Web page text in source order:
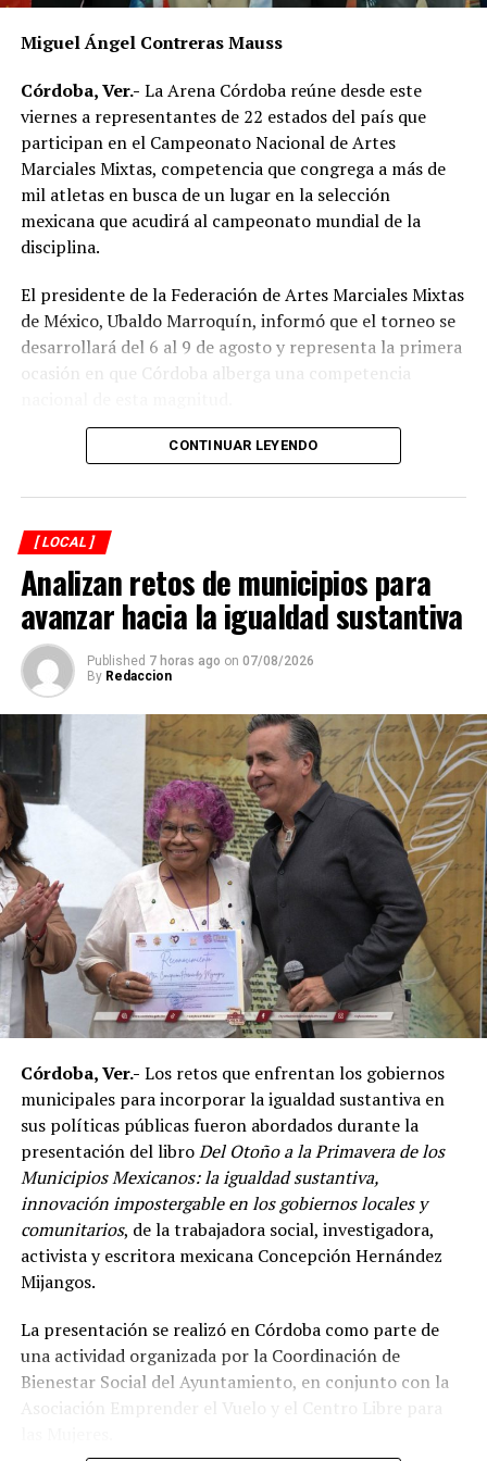
Miguel Ángel Contreras Mauss
Córdoba, Ver.- La Arena Córdoba reúne desde este
viernes a representantes de 22 estados del país que
participan en el Campeonato Nacional de Artes
Marciales Mixtas, competencia que congrega a más de
mil atletas en busca de un lugar en la selección
mexicana que acudirá al campeonato mundial de la
disciplina.
El presidente de la Federación de Artes Marciales Mixtas
de México, Ubaldo Marroquín, informó que el torneo se
desarrollará del 6 al 9 de agosto y representa la primera
ocasión en que Córdoba alberga una competencia
Explicó que de los participantes serán seleccionados
alrededor de 40 atletas que representarán a México en
el campeonato mundial programado para noviembre en
Georgia, por lo que el torneo en Córdoba también
funciona como una de las principales etapas para
conformar al equipo nacional.
Marroquín destacó el desempeño que ha tenido México
en competencias internacionales de artes marciales
mixtas y sostuvo que el país se ha consolidado como una
de las principales potencias del continente americano
en esta disciplina.
De acuerdo con el dirigente deportivo, México ha
conseguido cinco campeonatos panamericanos
consecutivos por equipos, superando a delegaciones
como Estados Unidos y Brasil, considerado uno de los
países con mayor tradición en las artes marciales
mixtas.
Ante los cuestionamientos sobre el nivel de agresividad
de este deporte, señaló que las competencias cuentan
con la edad y experiencia de los participantes.
Indicó que existen divisiones infantiles, juveniles y para
adultos, con reglas específicas para cada categoría, por
CONTINUAR LEYENDO
[ LOCAL ]
Analizan retos de municipios para
avanzar hacia la igualdad sustantiva
Published 7 horas ago on 07/08/2026
By Redaccion
Córdoba, Ver.- Los retos que enfrentan los gobiernos
municipales para incorporar la igualdad sustantiva en
sus políticas públicas fueron abordados durante la
presentación del libroDel Otoño a la Primavera de los
Municipios Mexicanos: la igualdad sustantiva,
innovación impostergable en los gobiernos locales y
comunitarios, de la trabajadora social, investigadora,
activista y escritora mexicana Concepción Hernández
Mijangos.
La presentación se realizó en Córdoba como parte de
una actividad organizada por la Coordinación de
Bienestar Social del Ayuntamiento, en conjunto con la
Asociación Emprender el Vuelo y el Centro Libre para